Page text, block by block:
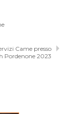
Came presso
Pordenone 2023